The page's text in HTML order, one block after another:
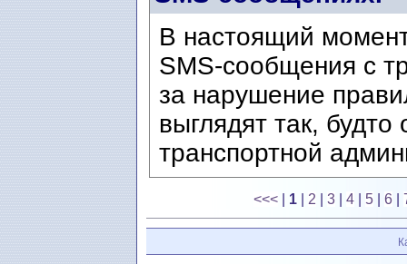
В настоящий
SMS-сообщения с
за нарушение
выглядят так,
транспортной
<<< 1 2 3 4 5 6